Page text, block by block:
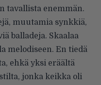
tavallista enemmän.
muutamia synkkiä,
balladeja. Skaalaa
melodiseen. En tiedä
ehkä yksi eräältä
jonka keikka oli